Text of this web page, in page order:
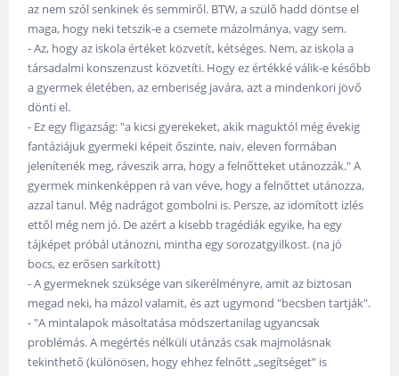
az nem szól senkinek és semmiről. BTW, a szülő hadd döntse el
maga, hogy neki tetszik-e a csemete mázolmánya, vagy sem.
- Az, hogy az iskola értéket közvetít, kétséges. Nem, az iskola a
társadalmi konszenzust közvetíti. Hogy ez értékké válik-e később
a gyermek életében, az emberiség javára, azt a mindenkori jövő
dönti el.
- Ez egy fligazság: "a kicsi gyerekeket, akik maguktól még évekig
fantáziájuk gyermeki képeit őszinte, naiv, eleven formában
jelenítenék meg, ráveszik arra, hogy a felnőtteket utánozzák." A
gyermek minkenképpen rá van véve, hogy a felnőttet utánozza,
azzal tanul. Még nadrágot gombolni is. Persze, az idomított izlés
ettől még nem jó. De azért a kisebb tragédiák egyike, ha egy
tájképet próbál utánozni, mintha egy sorozatgyilkost. (na jó
bocs, ez erősen sarkított)
- A gyermeknek szüksége van sikerélményre, amit az biztosan
megad neki, ha mázol valamit, és azt ugymond "becsben tartják".
- "A mintalapok másoltatása módszertanilag ugyancsak
problémás. A megértés nélküli utánzás csak majmolásnak
tekinthető (különösen, hogy ehhez felnőtt „segítséget” is